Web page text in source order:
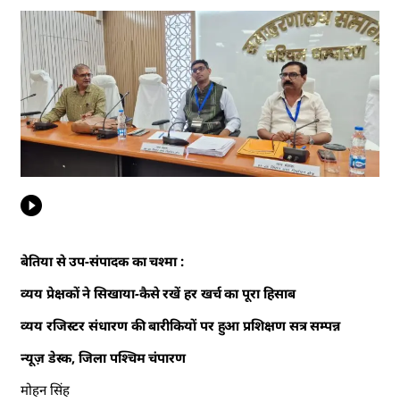
बेतिया से उप-संपादक का चश्मा :
व्यय प्रेक्षकों ने सिखाया-कैसे रखें हर खर्च का पूरा हिसाब
व्यय रजिस्टर संधारण की बारीकियों पर हुआ प्रशिक्षण सत्र सम्पन्न
न्यूज़ डेस्क, जिला पश्चिम चंपारण
मोहन सिंह